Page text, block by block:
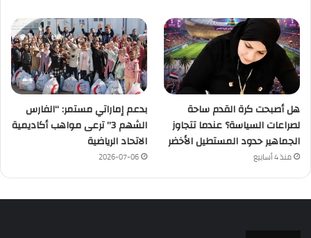
هل أصبحت كرة القدم ساحة
لصراعات السياسة؟ عندما تتجاوز
الجماهير حدود المستطيل الأخضر
منذ 4 أسابيع
بدعم إماراتي مستمر: “الفارس
الشهم 3” ترعى مواهب أكاديمية
الاتحاد الرياضية
2026-07-06